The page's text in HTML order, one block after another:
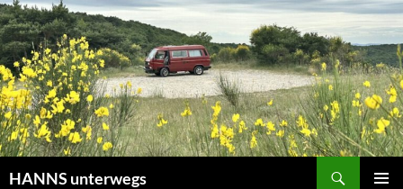
Zum
Inhalt
springen
HANNS unterwegs